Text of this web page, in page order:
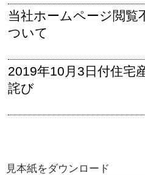
当社ホームページ閲覧
ついて
2019年10月3日付住宅
詫び
見本紙をダウンロード